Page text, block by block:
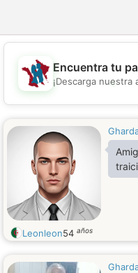
💖
Encuentra tu
¡Descarga nuestra
Leonleon54 años